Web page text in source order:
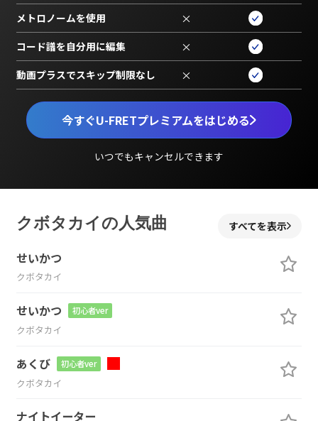
今すぐU-FRETプレミアムをはじめる
いつでもキャンセルできます
メトロノームを使用 ×
コード譜を自分用に編集 ×
動画プラスでスキップ制限なし ×
クボタカイの人気曲 すべてを表示
せいかつ
クボタカイ
せいかつ 初心者ver
クボタカイ
あくび 初心者ver
クボタカイ
ナイトイーター